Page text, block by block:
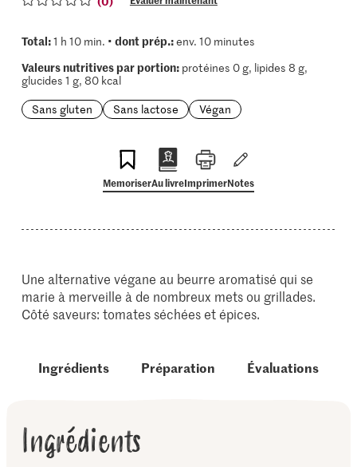
Total:1 h 10 min. • dont prép.:env. 10 minutes
Valeurs nutritives par portion:protéines 0 g, lipides 8 g,
glucides 1 g, 80 kcal
Sans gluten
Sans lactose Végan
MemoriserAu livreImprimerNotes
Une alternative végane au beurre aromatisé qui se
marie à merveille à de nombreux mets ou grillades.
Côté saveurs: tomates séchées et épices.
Ingrédients Préparation Évaluations
Ingrédients